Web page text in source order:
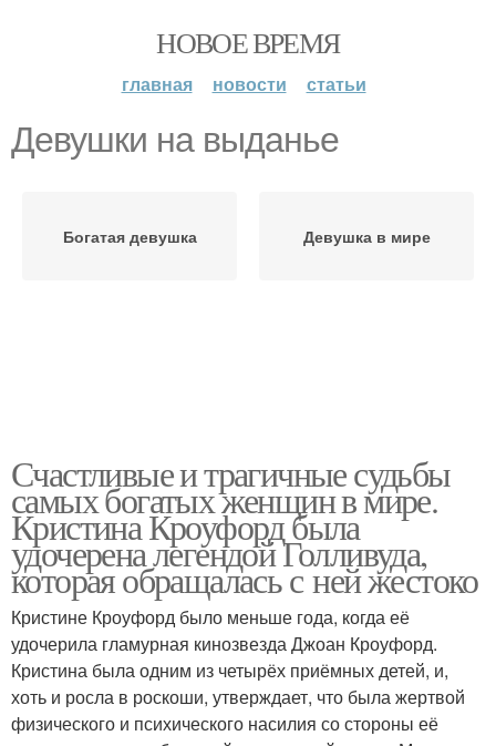
НОВОЕ ВРЕМЯ
главная новости статьи
Девушки на выданье
Богатая девушка Девушка в мире
Счастливые и трагичные судьбы
самых богатых женщин в мире.
Кристина Кроуфорд была
удочерена легендой Голливуда,
которая обращалась с ней жестоко
Кристине Кроуфорд было меньше года, когда её
удочерила гламурная кинозвезда Джоан Кроуфорд.
Кристина была одним из четырёх приёмных детей, и,
хоть и росла в роскоши, утверждает, что была жертвой
физического и психического насилия со стороны её